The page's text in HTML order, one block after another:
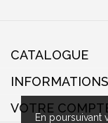
En poursuivant
CATALOGUE
INFORMATIONS
VOTRE